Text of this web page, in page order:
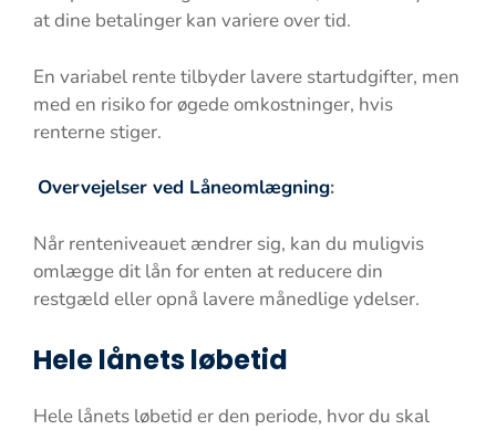
at dine betalinger kan variere over tid.
En variabel rente tilbyder lavere startudgifter, men
med en risiko for øgede omkostninger, hvis
renterne stiger.
Overvejelser ved Låneomlægning:
Når renteniveauet ændrer sig, kan du muligvis
omlægge dit lån for enten at reducere din
restgæld eller opnå lavere månedlige ydelser.
Hele lånets løbetid
Hele lånets løbetid er den periode, hvor du skal